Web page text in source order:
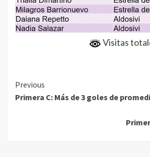
Visitas
Continue
Reading
Previous
Primera C: Más de 3 goles de